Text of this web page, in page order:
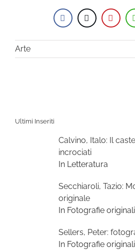
Arte
Ultimi Inseriti
Calvino, Italo: Il
incrociati
In Letteratura
Secchiaroli, Tazio:
originale
In Fotografie originali
Sellers, Peter:
In Fotografie originali